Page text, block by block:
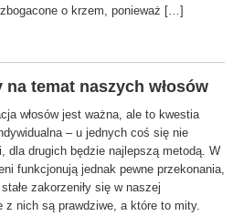
o krzem, ponieważ […]
temat naszych włosów
włosów jest ważna, ale to kwestia
– u jednych coś się nie
dla drugich będzie najlepszą metodą. W
funkcjonują jednak pewne przekonania,
zakorzeniły się w naszej
z nich są prawdziwe, a które to mity.